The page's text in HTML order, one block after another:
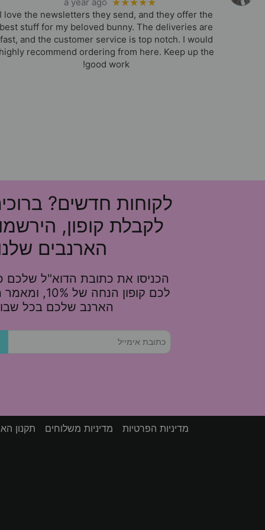
I love the newsletters they send, and they offer the
best stuff for my beloved bunny. The deliveries are
fast, and the customer service is top notch. I would
highly recommend ordering from here. Keep up the
good work!
לקוחות חדשים?
לקבלת קופון,
הארנבים
הכניסו את כתובת הדוא"ל שלכם
לכם קופון הנחה
הארנב שלכם בכל
מדיניות הפרטיות מדיניות משלוחים תקנון